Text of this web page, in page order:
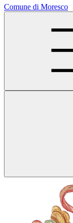
Comune di Moresco